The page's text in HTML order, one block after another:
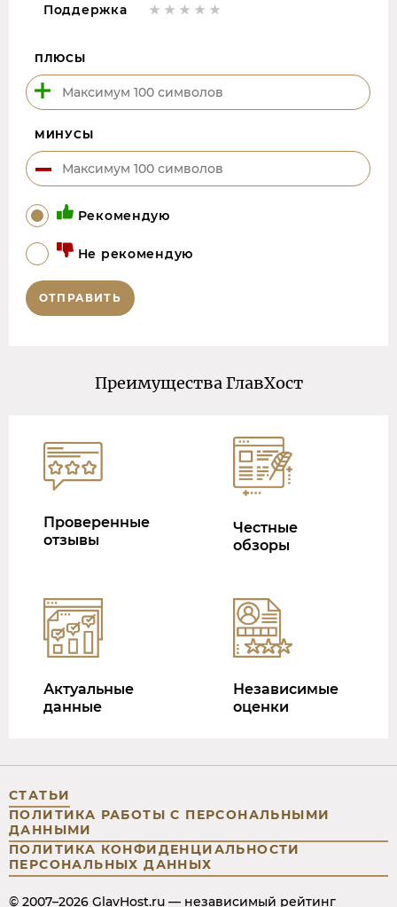
Поддержка
ПЛЮСЫ
МИНУСЫ
Рекомендую
Не рекомендую
ОТПРАВИТЬ
Преимущества ГлавХост
Проверенные
отзывы
Честные
обзоры
Актуальные
данные
Независимые
оценки
© 2007–2026 GlavHost.ru — независимый рейтинг
СТАТЬИ
ПОЛИТИКА РАБОТЫ С ПЕРСОНАЛЬНЫМИ
ДАННЫМИ
ПОЛИТИКА КОНФИДЕНЦИАЛЬНОСТИ
ПЕРСОНАЛЬНЫХ ДАННЫХ